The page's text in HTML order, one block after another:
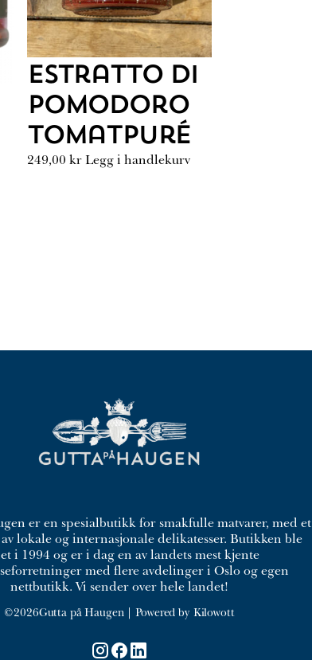
Estratto di
Pomodoro
Tomatpuré
249,00 kr Legg i handlekurv
er en spesialbutikk for smakfulle matvarer, med et
lokale og internasjonale delikatesser. Butikken ble
i 1994 og er i dag en av landets mest kjente
med flere avdelinger i Oslo og egen
nettbutikk. Vi sender over hele landet!
©2026Gutta på Haugen |Powered by Kilowott